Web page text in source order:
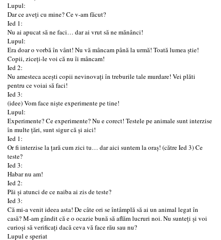
Lupul:
Dar ce aveți cu mine? Ce v-am făcut?
Ied 1:
Nu ai apucat să ne faci… dar ai vrut să ne mănânci!
Lupul:
Era doar o vorbă în vânt! Nu vă mâncam până la urmă! Toată lumea știe!
Copii, ziceți-le voi că nu îi mâncam!
Ied 2:
Nu amesteca acești copii nevinovați în treburile tale murdare! Vei plăti
pentru ce voiai să faci!
Ied 3:
(idee) Vom face niște experimente pe tine!
Lupul:
Experimente? Ce experimente? Nu e corect! Testele pe animale sunt interzise
în multe țări, sunt sigur că și aici!
Ied 1:
Or fi interzise la țară cum zici tu… dar aici suntem la oraș! (către Ied 3) Ce
teste?
Ied 3:
Habar nu am!
Ied 2:
Păi și atunci de ce naiba ai zis de teste?
Ied 3:
Că mi-a venit ideea asta! De câte ori se întâmplă să ai un animal legat în
casă? M-am gândit că e o ocazie bună să aflăm lucruri noi. Nu sunteți și voi
curioși să verificați dacă ceva vă face rău sau nu?
Lupul e speriat